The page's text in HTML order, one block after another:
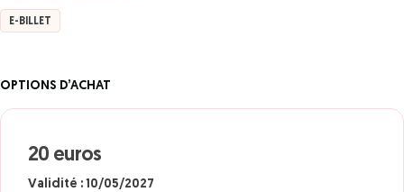
E-BILLET
OPTIONS D’ACHAT
20 euros
Validité : 10/05/2027